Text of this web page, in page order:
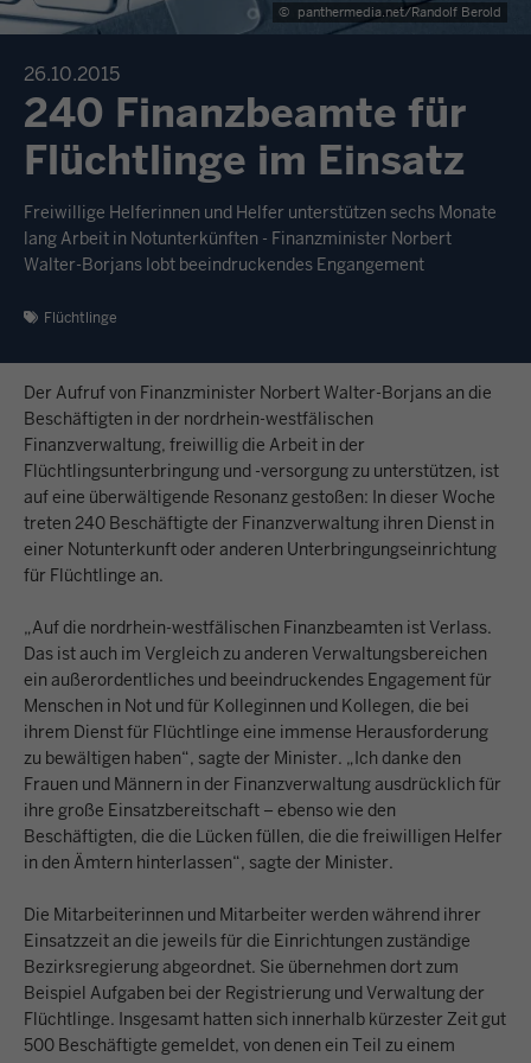
© panthermedia.net/Randolf Berold
26.10.2015
240 Finanzbeamte für
Flüchtlinge im Einsatz
Freiwillige Helferinnen und Helfer unterstützen sechs Monate
lang Arbeit in Notunterkünften - Finanzminister Norbert
Walter-Borjans lobt beeindruckendes Engangement
Flüchtlinge
Der Aufruf von Finanzminister Norbert Walter-Borjans an die
Beschäftigten in der nordrhein-westfälischen
Finanzverwaltung, freiwillig die Arbeit in der
Flüchtlingsunterbringung und -versorgung zu unterstützen, ist
auf eine überwältigende Resonanz gestoßen: In dieser Woche
treten 240 Beschäftigte der Finanzverwaltung ihren Dienst in
einer Notunterkunft oder anderen Unterbringungseinrichtung
für Flüchtlinge an.
„Auf die nordrhein-westfälischen Finanzbeamten ist Verlass.
Das ist auch im Vergleich zu anderen Verwaltungsbereichen
ein außerordentliches und beeindruckendes Engagement für
Menschen in Not und für Kolleginnen und Kollegen, die bei
ihrem Dienst für Flüchtlinge eine immense Herausforderung
zu bewältigen haben“, sagte der Minister. „Ich danke den
Frauen und Männern in der Finanzverwaltung ausdrücklich für
ihre große Einsatzbereitschaft – ebenso wie den
Beschäftigten, die die Lücken füllen, die die freiwilligen Helfer
in den Ämtern hinterlassen“, sagte der Minister.
Die Mitarbeiterinnen und Mitarbeiter werden während ihrer
Einsatzzeit an die jeweils für die Einrichtungen zuständige
Bezirksregierung abgeordnet. Sie übernehmen dort zum
Beispiel Aufgaben bei der Registrierung und Verwaltung der
Flüchtlinge. Insgesamt hatten sich innerhalb kürzester Zeit gut
500 Beschäftigte gemeldet, von denen ein Teil zu einem